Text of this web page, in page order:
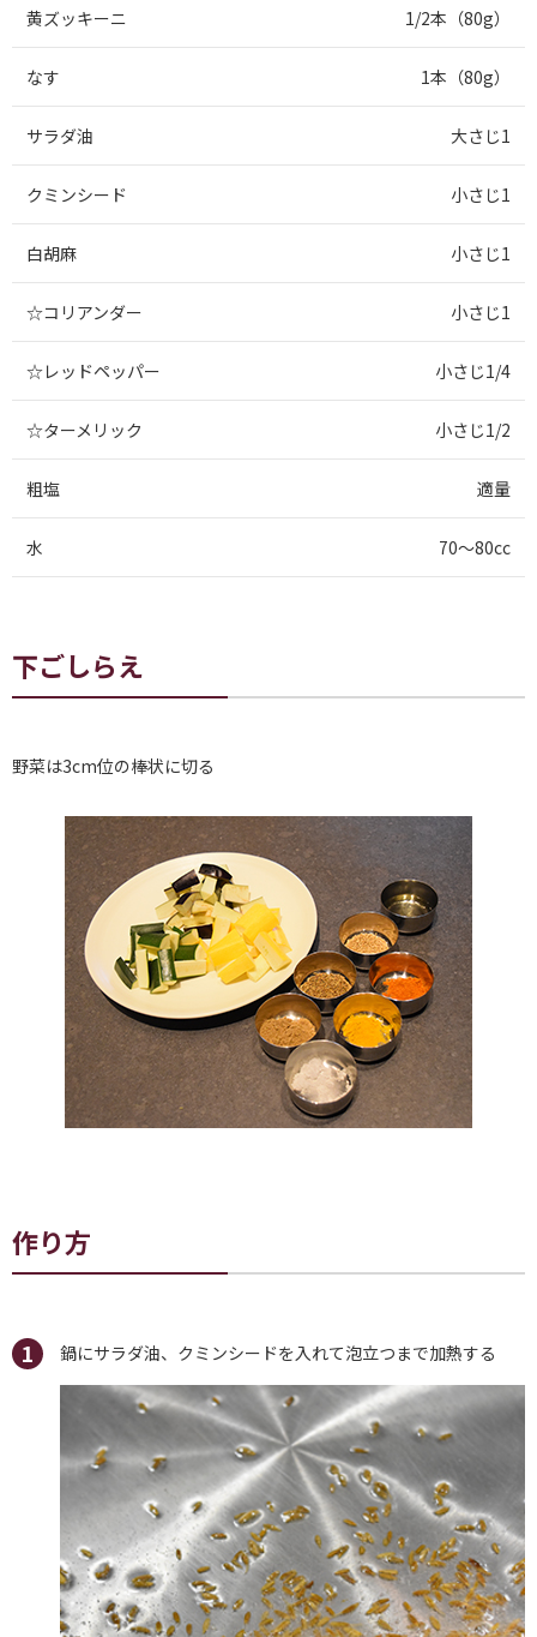
黄ズッキーニ 1/2本（80g）
なす 1本（80g）
サラダ油 大さじ1
クミンシード 小さじ1
白胡麻 小さじ1
☆コリアンダー 小さじ1
☆レッドペッパー 小さじ1/4
☆ターメリック 小さじ1/2
粗塩 適量
水 70～80cc
下ごしらえ
野菜は3cm位の棒状に切る
作り方
鍋にサラダ油、クミンシードを入れて泡立つまで加熱する